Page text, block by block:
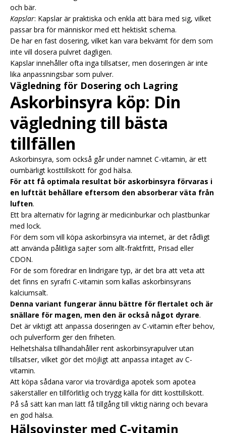
och bär.
Kapslar: Kapslar är praktiska och enkla att bära med sig, vilket
passar bra för människor med ett hektiskt schema.
De har en fast dosering, vilket kan vara bekvämt för dem som
inte vill dosera pulvret dagligen.
Kapslar innehåller ofta inga tillsatser, men doseringen är inte
lika anpassningsbar som pulver.
Vägledning för Dosering och Lagring
Askorbinsyra köp: Din
vägledning till bästa
tillfällen
Askorbinsyra, som också går under namnet C-vitamin, är ett
oumbärligt kosttillskott för god hälsa.
För att få optimala resultat bör askorbinsyra förvaras i
en lufttät behållare eftersom den absorberar väta från
luften.
Ett bra alternativ för lagring är medicinburkar och plastbunkar
med lock.
För dem som vill köpa askorbinsyra via internet, är det rådligt
att använda pålitliga sajter som allt-fraktfritt, Prisad eller
CDON.
För de som föredrar en lindrigare typ, är det bra att veta att
det finns en syrafri C-vitamin som kallas askorbinsyrans
kalciumsalt.
Denna variant fungerar ännu bättre för flertalet och är
snällare för magen, men den är också något dyrare.
Det är viktigt att anpassa doseringen av C-vitamin efter behov,
och pulverform ger den friheten.
Helhetshälsa tillhandahåller rent askorbinsyrapulver utan
tillsatser, vilket gör det möjligt att anpassa intaget av C-
vitamin.
Att köpa sådana varor via trovärdiga apotek som apotea
säkerställer en tillförlitlig och trygg källa för ditt kosttillskott.
På så sätt kan man lätt få tillgång till viktig näring och bevara
en god hälsa.
Hälsovinster med C-vitamin